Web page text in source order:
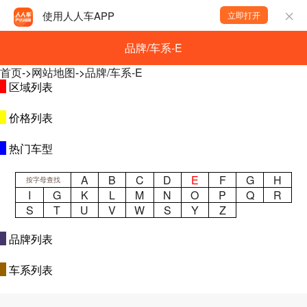
使用人人车APP 立即打开
品牌/车系-E
首页->网站地图->品牌/车系-E
区域列表
价格列表
热门车型
按字母查找 A B C D E F G
H
I
G K L M N O P Q
R
S
T U V W S Y
Z
品牌列表
车系列表